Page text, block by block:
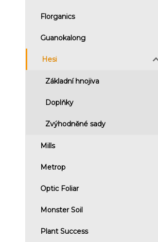
Florganics
Guanokalong
Hesi
Základní hnojiva
Doplňky
Zvýhodněné sady
Mills
Metrop
Optic Foliar
Monster Soil
Plant Success